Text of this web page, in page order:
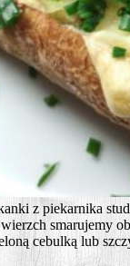
z pie­kar­ni­ka
sma­ru­je­my
cebul­ką lub